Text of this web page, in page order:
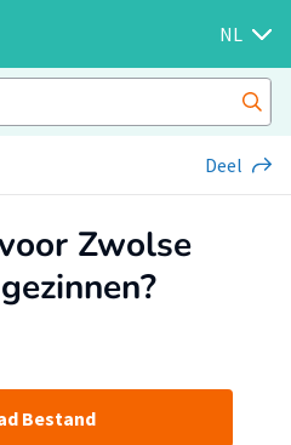
NL
Deel
Zwolse
Bestand